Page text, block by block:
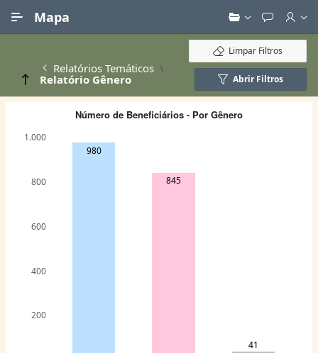
Mapa
Relatórios Temáticos
Relatório Gênero
Limpar Filtros
Abrir Filtros
980
845
41
Número de Beneficiários - Por Gênero
200
400
600
800
1.000